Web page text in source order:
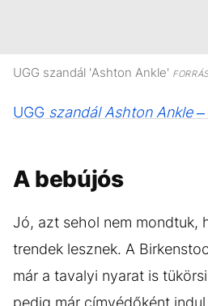
UGG szandál 'Ashton Ankle'
UGG szandál Ashton Ankle
A bebújós
Jó, azt sehol nem mondtuk,
trendek lesznek. A
már a tavalyi nyarat is
pedig már címvédőként